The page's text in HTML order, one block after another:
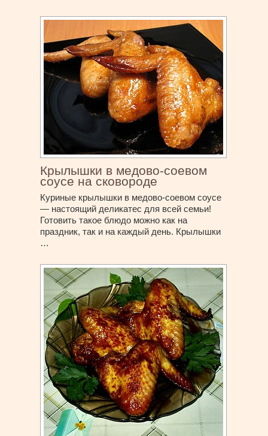
Крылышки в медово-соевом
соусе на сковороде
Куриные крылышки в медово-соевом соусе
— настоящий деликатес для всей семьи!
Готовить такое блюдо можно как на
праздник, так и на каждый день. Крылышки
…